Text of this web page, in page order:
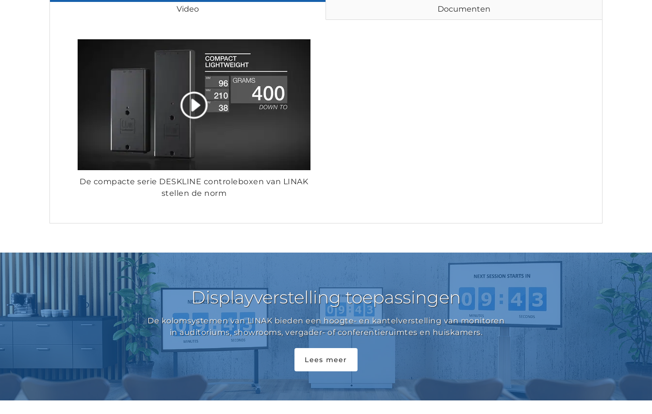
Video Documenten
De compacte serie DESKLINE controleboxen van LINAK
stellen de norm
Displayverstelling toepassingen
De kolomsystemen van LINAK bieden een hoogte- en kantelverstelling van monitoren
in auditoriums, showrooms, vergader- of conferentieruimtes en huiskamers.
Lees meer